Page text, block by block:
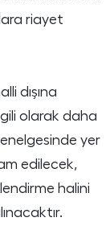
riayet
dışına
olarak daha
yer
edilecek,
halini